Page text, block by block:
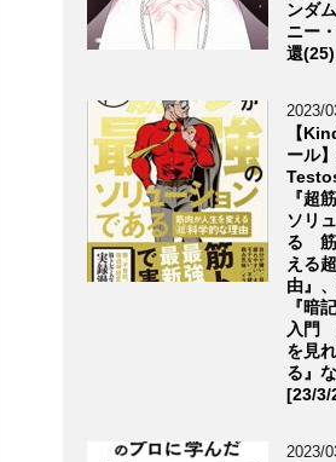
ンダ
ニー
還
2023/
【
ール
『超
ソリ
る 筋
える
由』
『暗
入門
を見
る』
[23/3/
2023/